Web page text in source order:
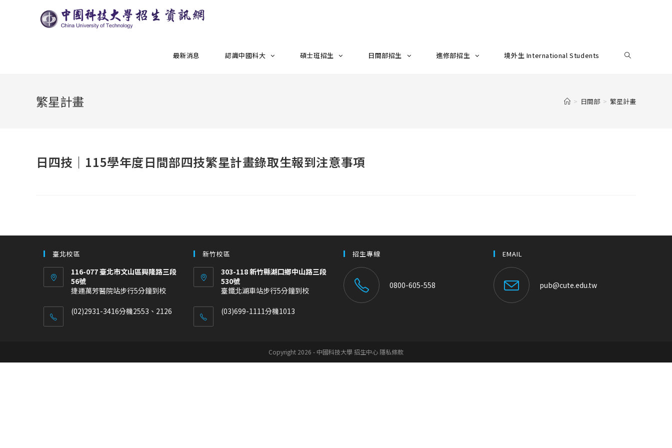
最新消息 認識中國科大 碩士班招生 日間部招生 進修部招生 境外生 International Students
繁星計畫 > 日間部 > 繁星計畫
日四技｜115學年度日間部四技繁星計畫錄取生報到注意事項
臺北校區
116-077 臺北市文山區興隆路三段
56號
捷運萬芳醫院站步行5分鐘到校
(02)2931-3416分機2553、2126
新竹校區
303-118 新竹縣湖口鄉中山路三段
530號
臺鐵北湖車站步行5分鐘到校
(03)699-1111分機1013
招生專線
0800-605-558
EMAIL
pub@cute.edu.tw
Copyright 2026 - 中國科技大學 招生中心 隱私條款